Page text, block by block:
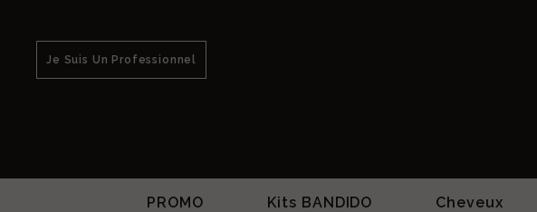
Je Suis Un Professionnel
PROMO Kits BANDIDO Cheveux